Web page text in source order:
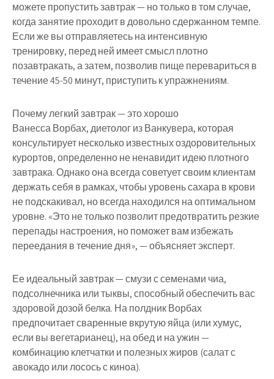
можете пропустить завтрак — но только в том случае,
когда занятие проходит в довольно сдержанном темпе.
Если же вы отправляетесь на интенсивную
тренировку, перед ней имеет смысл плотно
позавтракать, а затем, позволив пище перевариться в
течение 45-50 минут, приступить к упражнениям.
Почему легкий завтрак — это хорошо
Ванесса Ворбах, диетолог из Ванкувера, которая
консультирует несколько известных оздоровительных
курортов, определенно не ненавидит идею плотного
завтрака. Однако она всегда советует своим клиентам
держать себя в рамках, чтобы уровень сахара в крови
не подскакивал, но всегда находился на оптимальном
уровне. «Это не только позволит предотвратить резкие
перепады настроения, но поможет вам избежать
переедания в течение дня», — объясняет эксперт.
Ее идеальный завтрак — смузи с семенами чиа,
подсолнечника или тыквы, способный обеспечить вас
здоровой дозой белка. На полдник Ворбах
предпочитает сваренные вкрутую яйца (или хумус,
если вы вегетарианец), на обед и на ужин —
комбинацию клетчатки и полезных жиров (салат с
авокадо или лосось с киноа).